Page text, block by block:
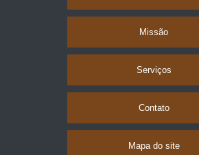
Missão
Serviços
Contato
Mapa do site